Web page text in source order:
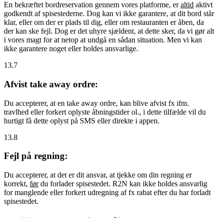
En bekræftet bordreservation gennem vores platforme, eraltid aktivt
godkendt af spisestederne. Dog kan vi ikke garantere, at dit bord står
klar, eller om der er plads til dig, eller om restauranten er åben, da
der kan ske fejl. Dog er det uhyre sjældent, at dette sker, da vi gør alt
i vores magt for at netop at undgå en sådan situation. Men vi kan
ikke garantere noget eller holdes ansvarlige.
13.7
Afvist take away ordre:
Du accepterer, at en take away ordre, kan blive afvist fx ifm.
travlhed eller forkert oplyste åbningstider ol., i dette tilfælde vil du
hurtigt få dette oplyst på SMS eller direkte i appen.
13.8
Fejl på regning:
Du accepterer, at det er dit ansvar, at tjekke om din regning er
korrekt, førdu forlader spisestedet. R2N kan ikke holdes ansvarlig
for manglende eller forkert udregning af fx rabat efter du har forladt
spisestedet.